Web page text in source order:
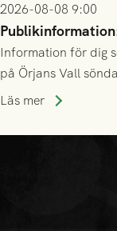
2026-08-08 9:00
Information för dig
på Örjans Vall
Läs mer